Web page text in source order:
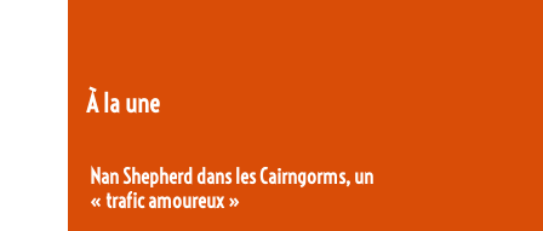
À la une
Nan Shepherd dans les Cairngorms, un
« trafic amoureux »